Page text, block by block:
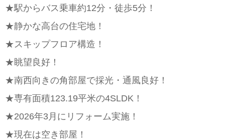
★駅からバス乗車約12分・徒歩5分！
★静かな高台の住宅地！
★スキップフロア構造！
★眺望良好！
★南西向きの角部屋で採光・通風良好！
★専有面積123.19平米の4SLDK！
★2026年3月にリフォーム実施！
★現在は空き部屋！